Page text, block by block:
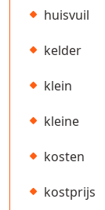
huisvuil
kelder
klein
kleine
kosten
kostprijs